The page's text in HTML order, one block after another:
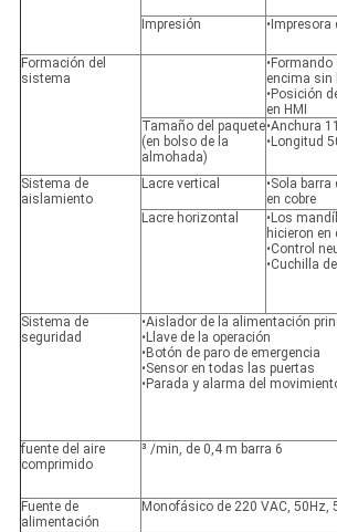
Impresión •Impresora
Formación del
sistema
encima sin
•Posición
en HMI
Tamaño del paquete
(en bolso de la
almohada)
•Anchura
•Longitud
Sistema de
aislamiento
Lacre vertical
•Sola
en cobre
Lacre horizontal
•Los
hicieron en
•Control
•Cuchilla
Sistema de
seguridad
•Aislador de la alimentación
•Llave de la operación
•Botón de paro de emergencia
•Sensor en todas las puertas
•Parada y alarma del
fuente del aire
comprimido
³ /min, de 0,4 m barra 6
Fuente de
alimentación
Monofásico de 220 VAC, 50Hz,